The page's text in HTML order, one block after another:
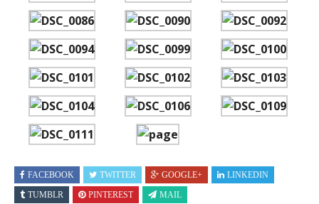
FACEBOOK TWITTER GOOGLE+
LINKEDIN
TUMBLR
PINTEREST MAIL